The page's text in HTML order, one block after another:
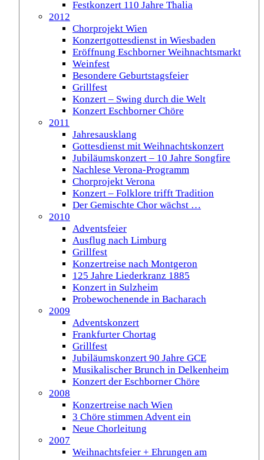
Festkonzert 110 Jahre Thalia
2012
Chorprojekt Wien
Konzertgottesdienst in Wiesbaden
Eröffnung Eschborner Weihnachtsmarkt
Weinfest
Besondere Geburtstagsfeier
Grillfest
Konzert – Swing durch die Welt
Konzert Eschborner Chöre
2011
Jahresausklang
Gottesdienst mit Weihnachtskonzert
Jubiläumskonzert – 10 Jahre Songfire
Nachlese Verona-Programm
Chorprojekt Verona
Konzert – Folklore trifft Tradition
Der Gemischte Chor wächst …
2010
Adventsfeier
Ausflug nach Limburg
Grillfest
Konzertreise nach Montgeron
125 Jahre Liederkranz 1885
Konzert in Sulzheim
Probewochenende in Bacharach
2009
Adventskonzert
Frankfurter Chortag
Grillfest
Jubiläumskonzert 90 Jahre GCE
Musikalischer Brunch in Delkenheim
Konzert der Eschborner Chöre
2008
Konzertreise nach Wien
3 Chöre stimmen Advent ein
Neue Chorleitung
2007
Weihnachtsfeier + Ehrungen am